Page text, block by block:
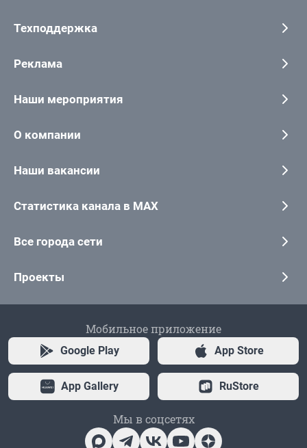
Техподдержка
Реклама
Наши мероприятия
О компании
Наши вакансии
Статистика канала в MAX
Все города сети
Проекты
Мобильное приложение
Google Play App Store
App Gallery RuStore
Мы в соцсетях